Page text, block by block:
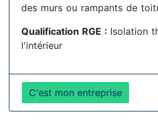
des murs ou rampants de
Qualification RGE : Isolation
l'intérieur
C'est mon entreprise